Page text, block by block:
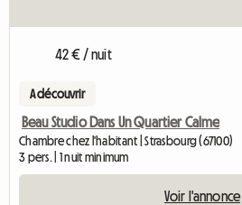
42 € / nuit
A découvrir
Beau Studio Dans Un Quartier Calme
Chambre chez l'habitant | Strasbourg (67100)
3 pers. | 1 nuit minimum
Voir l'annonce